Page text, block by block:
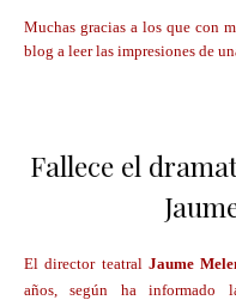
Muchas gracias a los que con
blog a leer las impresiones de
Fallece el
El director teatral Jaume
años, según ha informado